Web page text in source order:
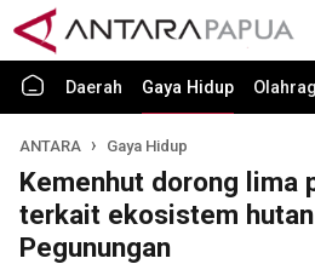
Daerah Gaya Hidup
ANTARA Gaya Hidup
Kemenhut dorong lima
terkait ekosistem
Pegunungan